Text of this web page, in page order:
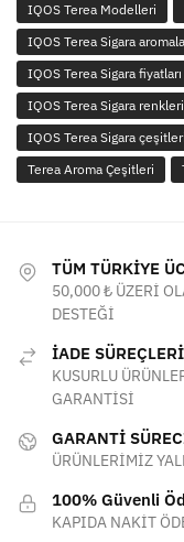
IQOS Terea Modelleri
IQOS Terea Sigara
IQOS Terea Sigara fiyatları
IQOS Terea Sigara renkleri
IQOS Terea Sigara çeşitleri
Terea Aroma Çeşitleri
TÜM TÜRKİYE
50,000 ₺ ÜZERİ
DESTEĞİ
İADE SÜREÇLERİ
KUSURLU
GARANTİSİ
GARANTİ
ÜRÜNLERİMİZ
100% Güvenli
KAPIDA NAKİT